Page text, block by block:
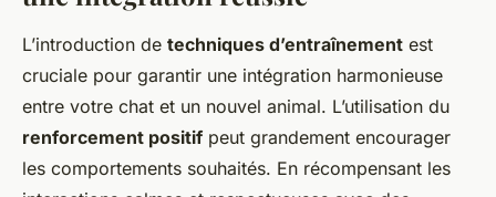
L’introduction de techniques d’entraînement est
cruciale pour garantir une intégration harmonieuse
entre votre chat et un nouvel animal. L’utilisation du
renforcement positif peut grandement encourager
les comportements souhaités. En récompensant les